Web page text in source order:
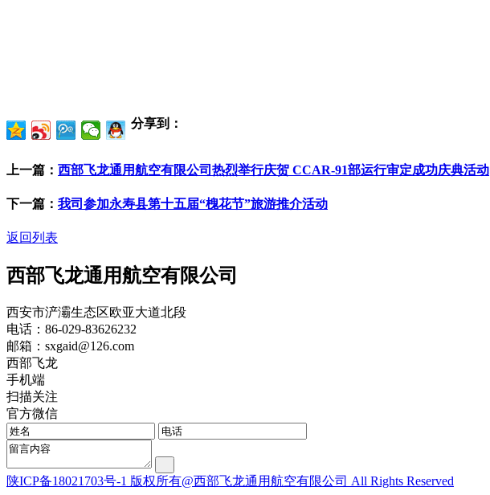
分享到：
上一篇： 西部飞龙通用航空有限公司热烈举行庆贺 CCAR-91部运行审定成功庆典活动
下一篇： 我司参加永寿县第十五届“槐花节”旅游推介活动
返回列表
西部飞龙通用航空有限公司
西安市浐灞生态区欧亚大道北段
电话：86-029-83626232
邮箱：sxgaid@126.com
西部飞龙
手机端
扫描关注
官方微信
陕ICP备18021703号-1 版权所有@西部飞龙通用航空有限公司 All Rights Reserved